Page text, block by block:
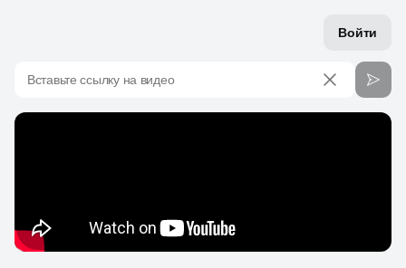
Войти
Вставьте ссылку на видео